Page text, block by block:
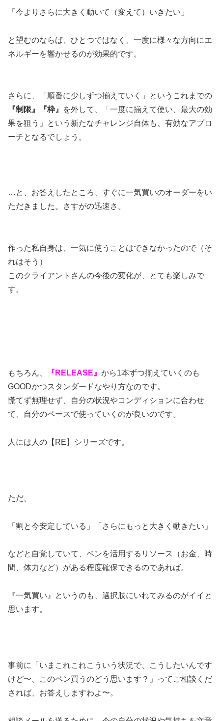
「今よりさらに大きく動いて（変えて）いきたい」
と望むのならば、ひとつではなく、一度に様々な方向にエ
ネルギーを響かせるのが効果的です。
さらに、「順番に少しずつ揃えていく」というこれまでの
『制限』『枠』
を外して、「一度に揃えて使い、最大の効
果を狙う」という新たなチャレンジ自体も、有効なアプロ
ーチとなるでしょう。
…と、お答えしたところ、すぐに一気買いのオーダーをい
ただきました。さすがの迅速さ。
作った私自身は、一気に使うことはできなかったので（そ
れはそう）
このクライアントさんの今後の変化が、とても楽しみで
す。
もちろん、 『RELEASE』 から1本ずつ揃えていくのも
GOODかつスタンダードなやり方なのです。
慌てず無理せず、自分の状況やコンディションに合わせ
て、自分のペースで使っていくのが良いのです。
人には人の【RE】シリーズです。
ただ、
「割と今安定している」「さらにもっと大きく動きたい」
などと自覚していて、ペンを活用するリソース（お金、時
間、体力など）がある程度確保できるのであれば。
『一気買い』というのも、選択肢にいれてみるのがイイと
思います。
事前に「いまこれこれこういう状況で、こうしたいんです
けど〜、このペン買うのどう思います？」ってご相談くだ
されば、お答えしますわよ〜。